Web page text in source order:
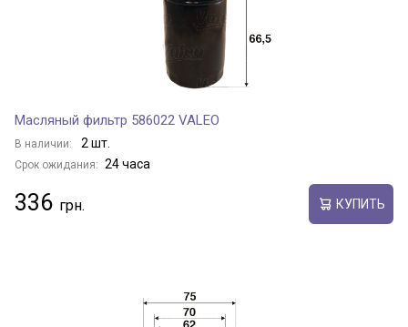
Масляный фильтр 586022 VALEO
В наличии: 2 шт.
Срок ожидания: 24 часа
336 КУПИТЬ